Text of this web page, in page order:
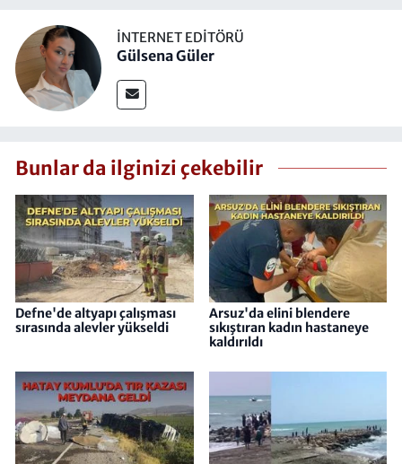
İNTERNET EDITÖRÜ
Gülsena Güler
Bunlar da ilginizi çekebilir
Defne'de altyapı çalışması
sırasında alevler yükseldi
Arsuz'da elini blendere
sıkıştıran kadın hastaneye
kaldırıldı